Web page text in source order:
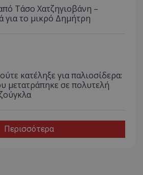
Τάσο Χατζηγιοβάνη –
για το μικρό Δημήτρη
κατέληξε για παλιοσίδερα:
μετατράπηκε σε πολυτελή
Περισσότερα